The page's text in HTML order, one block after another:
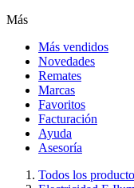
Más
Más vendidos
Novedades
Remates
Marcas
Favoritos
Facturación
Ayuda
Asesoría
Todos los